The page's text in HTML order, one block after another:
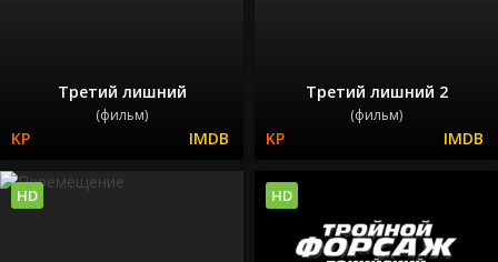
Третий лишний
(фильм)
Третий лишний 2
(фильм)
HD HD